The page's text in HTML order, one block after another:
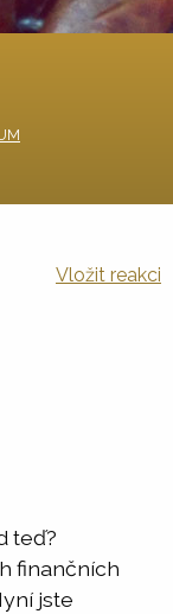
Vložit reakci
teď?
finančních
jste